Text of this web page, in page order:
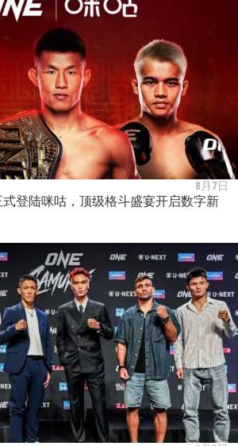
8月7日
式登陆咪咕，顶级格斗盛宴开启数字新